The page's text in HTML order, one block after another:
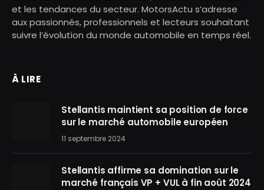
et les tendances du secteur. MotorsActu s’adresse
aux passionnés, professionnels et lecteurs souhaitant
suivre l’évolution du monde automobile en temps réel.
À LIRE
Stellantis maintient sa position de force
sur le marché automobile européen
11 septembre 2024
Stellantis affirme sa domination sur le
marché français VP + VUL à fin août 2024